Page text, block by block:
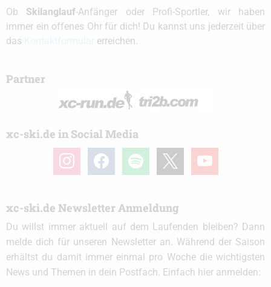
Ob Skilanglauf-Anfänger oder Profi-Sportler, wir haben
immer ein offenes Ohr für dich! Du kannst uns jederzeit über
das
erreichen.
Partner
xc-ski.de in Social Media
instagramfacebook spotify youtube
xc-ski.de Newsletter Anmeldung
Du willst immer aktuell auf dem Laufenden bleiben? Dann
melde dich für unseren Newsletter an. Während der Saison
erhältst du damit immer einmal pro Woche die wichtigsten
News und Themen in dein Postfach. Einfach hier anmelden: